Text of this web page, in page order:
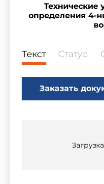
Технические
определения 4-
Текст Статус
Заказать